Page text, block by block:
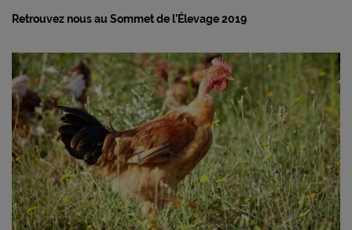
Retrouvez nous au Sommet de l’Élevage 2019